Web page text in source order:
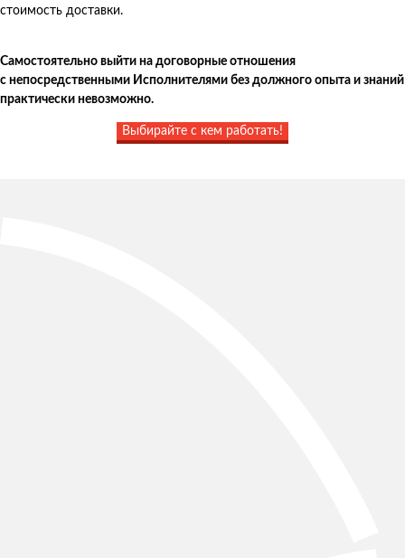
стоимость доставки.
Самостоятельно выйти на договорные отношения
с непосредственными Исполнителями без должного опыта и знаний
практически невозможно.
Выбирайте с кем работать!